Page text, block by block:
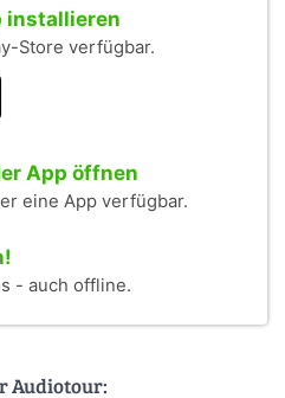
installieren
Store verfügbar.
App öffnen
eine App verfügbar.
- auch offline.
Audiotour: